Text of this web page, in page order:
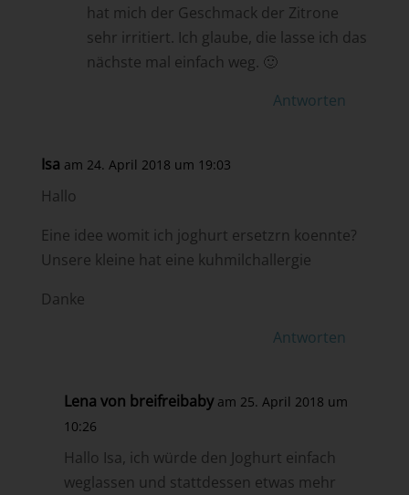
hat mich der Geschmack der Zitrone
sehr irritiert. Ich glaube, die lasse ich das
nächste mal einfach weg. 🙂
Antworten
Isa am 24. April 2018 um 19:03
Hallo
Eine idee womit ich joghurt ersetzrn koennte?
Unsere kleine hat eine kuhmilchallergie
Danke
Antworten
Lena von breifreibaby am 25. April 2018 um
10:26
Hallo Isa, ich würde den Joghurt einfach
weglassen und stattdessen etwas mehr